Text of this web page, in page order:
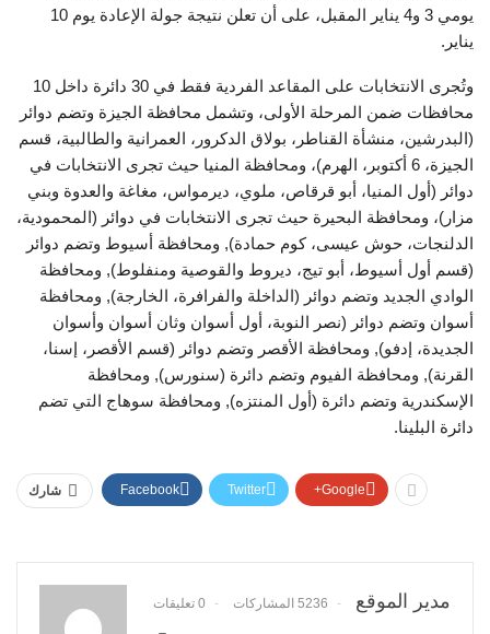
يومي 3 و4 يناير المقبل، على أن تعلن نتيجة جولة الإعادة يوم 10
يناير.
وتُجرى الانتخابات على المقاعد الفردية فقط في 30 دائرة داخل 10
محافظات ضمن المرحلة الأولى، وتشمل محافظة الجيزة وتضم دوائر
(البدرشين، منشأة القناطر، بولاق الدكرور، العمرانية والطالبية، قسم
الجيزة، 6 أكتوبر، الهرم)، ومحافظة المنيا حيث تجرى الانتخابات في
دوائر (أول المنيا، أبو قرقاص، ملوي، ديرمواس، مغاغة والعدوة وبني
مزار)، ومحافظة البحيرة حيث تجرى الانتخابات في دوائر (المحمودية،
الدلنجات، حوش عيسى، كوم حمادة), ومحافظة أسيوط وتضم دوائر
(قسم أول أسيوط، أبو تيج، ديروط والقوصية ومنفلوط), ومحافظة
الوادي الجديد وتضم دوائر (الداخلة والفرافرة، الخارجة), ومحافظة
أسوان وتضم دوائر (نصر النوبة، أول أسوان وثان أسوان وأسوان
الجديدة، إدفو), ومحافظة الأقصر وتضم دوائر (قسم الأقصر، إسنا،
القرنة), ومحافظة الفيوم وتضم دائرة (سنورس), ومحافظة
الإسكندرية وتضم دائرة (أول المنتزه), ومحافظة سوهاج التي تضم
دائرة البلينا.
شارك Facebook Twitter Google+
مدير الموقع 5236 المشاركات 0 تعليقات